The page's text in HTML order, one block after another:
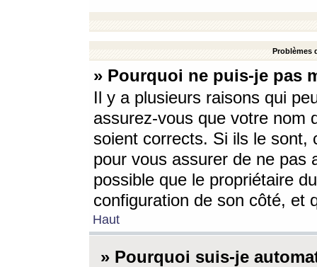
Problèmes
» Pourquoi ne puis-je pas
Il y a plusieurs raisons qui
assurez-vous que votre nom
soient corrects. Si ils le sont,
pour vous assurer de ne pas
possible que le propriétaire
configuration de son côté, et
Haut
» Pourquoi suis-je